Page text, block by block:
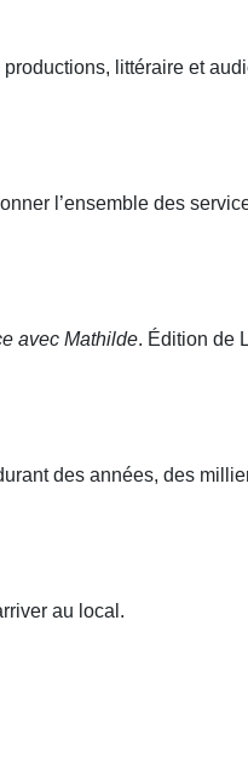
littéraire et
l’ensemble des
avec Mathilde. Édition de
des années, des
au local.